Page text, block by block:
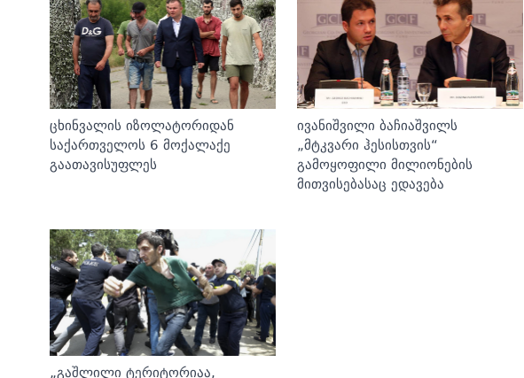
ცხინვალის იზოლატორიდან
საქართველოს 6 მოქალაქე
გაათავისუფლეს
ივანიშვილი ბაჩიაშვილს
„მტკვარი ჰესისთვის“
გამოყოფილი მილიონების
მითვისებასაც ედავება
„გაშლილი ტერიტორიაა,